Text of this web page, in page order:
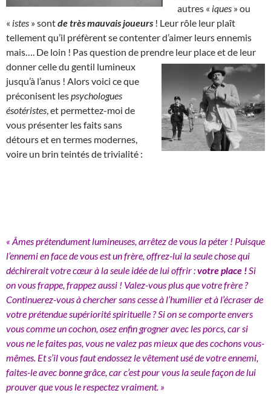
autres « iques » ou
« istes » sontde très mauvais joueurs ! Leur rôle leur plaît
tellement qu’il préfèrent se contenter d’aimer leurs ennemis
mais…. De loin ! Pas question de prendre leur place et de leur
donner celle du gentil lumineux
jusqu’à l’anus ! Alors voici ce que
préconisent lespsychologues
ésotéristes , et permettez-moi de
vous présenter les faits sans
détours et en termes modernes,
voire un brin teintés de trivialité :
« Âmes prétendument lumineuses, arrêtez de vous la péter ! Puisque
l’ennemi en face de vous est un frère, offrez-lui la seule chose qui
déchirerait votre cœur à la seule idée de lui offrir :votre place ! Si
on vous frappe, frappez aussi ! Valez-vous plus que votre frère ?
Continuerez-vous à chercher sans cesse à l’humilier et à l’écraser de
votre prétendue supériorité spirituelle ? Si on se comporte envers
vous comme un cochon, osez enfin grogner avec les porcs, car si
vous ne le faites pas, vous ne valez pas mieux que des cochons vous-
mêmes. Et s’il vous faut endossez le vêtement usé de votre ennemi,
faites-le avec bonne grâce, car c’est pour vous la seule façon de lui
prouver que vous le respectez vraiment. »